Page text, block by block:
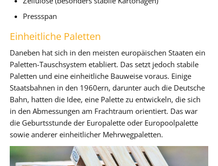
Pressspan
Einheitliche Paletten
Daneben hat sich in den meisten europäischen Staaten ein
Paletten-Tauschsystem etabliert. Das setzt jedoch stabile
Paletten und eine einheitliche Bauweise voraus. Einige
Staatsbahnen in den 1960ern, darunter auch die Deutsche
Bahn, hatten die Idee, eine Palette zu entwickeln, die sich
in den Abmessungen am Frachtraum orientiert. Das war
die Geburtsstunde der Europalette oder Europoolpalette
sowie anderer einheitlicher Mehrwegpaletten.